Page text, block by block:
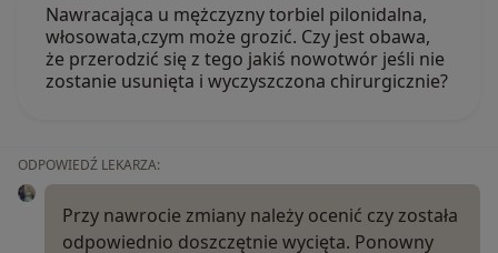
Nawracająca u mężczyzny torbiel pilonidalna,
włosowata,czym może grozić. Czy jest obawa,
że przerodzić się z tego jakiś nowotwór jeśli nie
zostanie usunięta i wyczyszczona chirurgicznie?
ODPOWIEDŹ LEKARZA:
Przy nawrocie zmiany należy ocenić czy została
odpowiednio doszczętnie wycięta. Ponowny